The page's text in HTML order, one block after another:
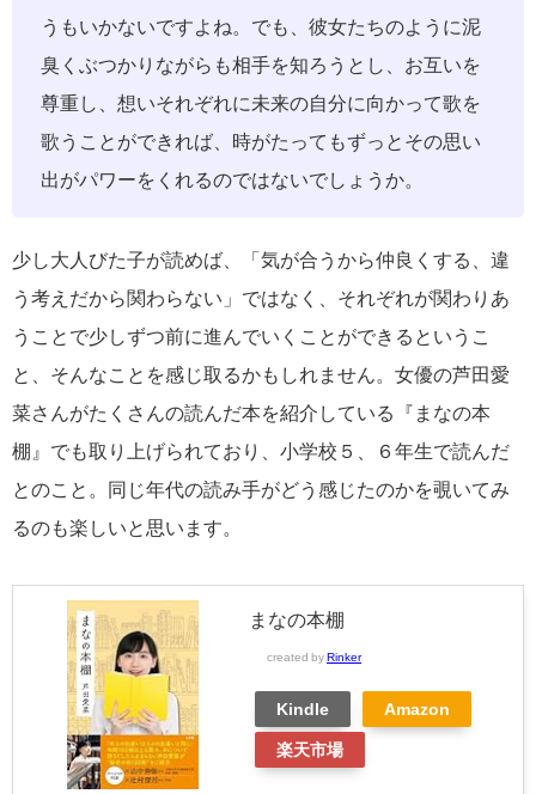
うもいかないですよね。でも、彼女たちのように泥
臭くぶつかりながらも相手を知ろうとし、お互いを
尊重し、想いそれぞれに未来の自分に向かって歌を
歌うことができれば、時がたってもずっとその思い
出がパワーをくれるのではないでしょうか。
少し大人びた子が読めば、「気が合うから仲良くする、違
う考えだから関わらない」ではなく、それぞれが関わりあ
うことで少しずつ前に進んでいくことができるというこ
と、そんなことを感じ取るかもしれません。女優の芦田愛
菜さんがたくさんの読んだ本を紹介している『まなの本
棚』でも取り上げられており、小学校５、６年生で読んだ
とのこと。同じ年代の読み手がどう感じたのかを覗いてみ
るのも楽しいと思います。
まなの本棚
created by Rinker
Kindle Amazon
楽天市場